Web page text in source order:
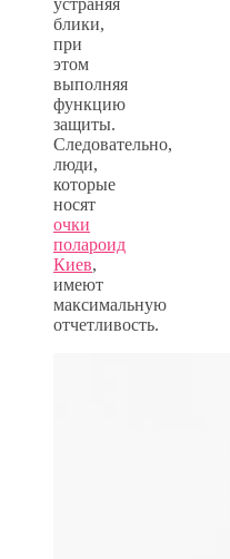
блики,
при
этом
выполняя
функцию
защиты.
Следовательно,
люди,
которые
носят
очки
полароид
Киев,
имеют
максимальную
отчетливость.